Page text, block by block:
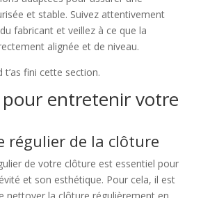
et stable. Suivez attentivement
fabricant et veillez à ce que la
alignée et de niveau.
fini cette section.
pour entretenir votre
régulier de la clôture
de votre clôture est essentiel pour
et son esthétique. Pour cela, il est